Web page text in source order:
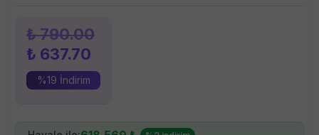
₺ 790.00
₺ 637.70
%19 İndirim